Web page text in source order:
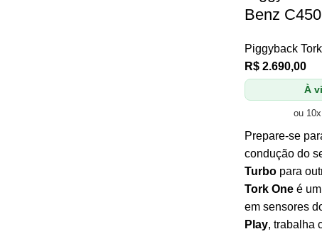
Benz
Piggyback
R$2.690,00
À
ou
Prepare-se
condução do
Turbo para
Tork Oneé um
em sensores
Play, trabalha